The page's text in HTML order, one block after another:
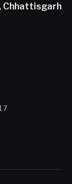
Chhattisgarh